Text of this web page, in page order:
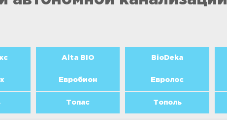
Аlta BIO BioDeka
Евробион Евролос
Топас Тополь